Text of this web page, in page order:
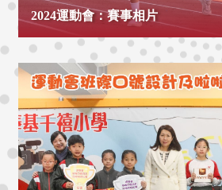
2024運動會：賽事相片